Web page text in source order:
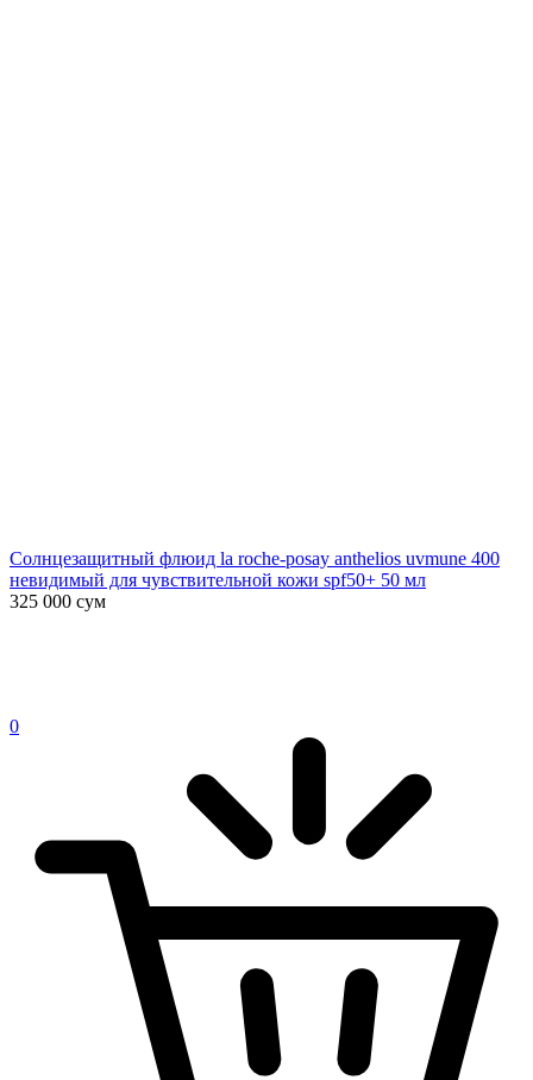
Солнцезащитный флюид la roche-posay anthelios uvmune 400
невидимый для чувствительной кожи spf50+ 50 мл
325 000 сум
0